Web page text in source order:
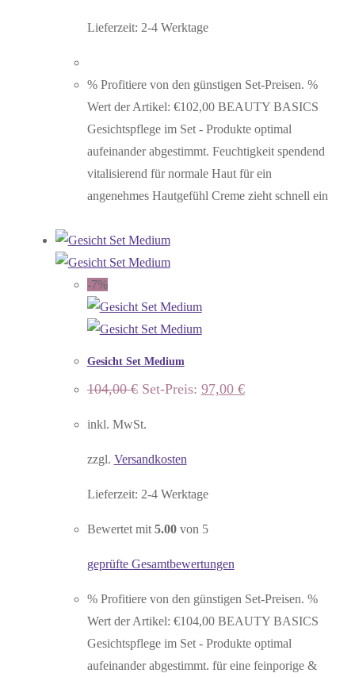
Lieferzeit: 2-4 Werktage
% Profitiere von den günstigen Set-Preisen. %
Wert der Artikel: €102,00 BEAUTY BASICS
Gesichtspflege im Set - Produkte optimal
aufeinander abgestimmt. Feuchtigkeit spendend
vitalisierend für normale Haut für ein
angenehmes Hautgefühl Creme zieht schnell ein
-7%
Gesicht Set Medium
104,00€ Ursprünglicher
104,00 €
Set-Preis: 97,00 €Aktueller
Preis
inkl. MwSt.
zzgl. Versandkosten
Lieferzeit: 2-4 Werktage
Bewertet mit5.00von 5
geprüfte Gesamtbewertungen
% Profitiere von den günstigen Set-Preisen. %
Wert der Artikel: €104,00 BEAUTY BASICS
Gesichtspflege im Set - Produkte optimal
aufeinander abgestimmt. für eine feinporige &